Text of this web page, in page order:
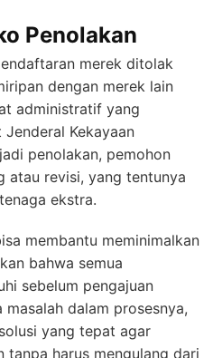
Penolakan
merek ditolak
dengan merek lain
administratif yang
Kekayaan
penolakan, pemohon
atau revisi, yang tentunya
ekstra.
membantu meminimalkan
bahwa semua
sebelum pengajuan
dalam prosesnya,
yang tepat agar
harus mengulang dari